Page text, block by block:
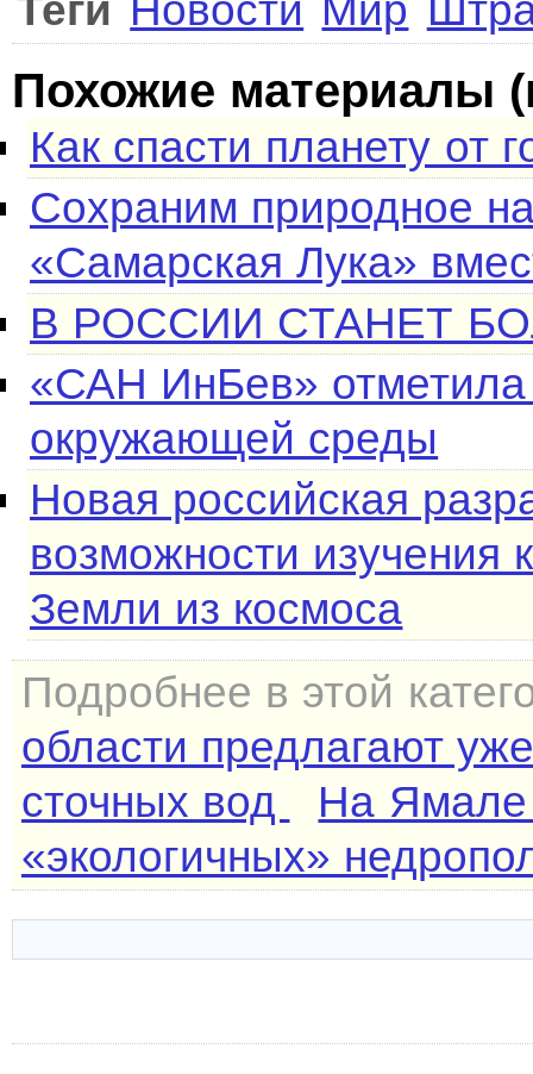
Теги Новости Мир
Похожие материалы
Как спасти планету от
Сохраним природное
«Самарская Лука»
В РОССИИ СТАНЕТ
«САН ИнБев»
окружающей среды
Новая российская
возможности изучения
Земли из космоса
Подробнее в этой
области предлагают
сточных вод
На Ямале
«экологичных»